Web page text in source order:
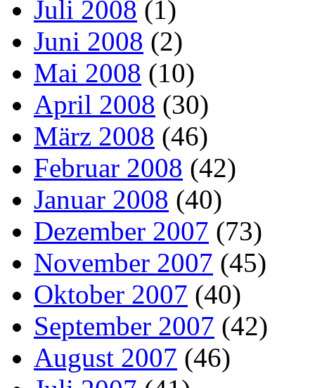
Juli 2008 (1)
Juni 2008 (2)
Mai 2008 (10)
April 2008 (30)
März 2008 (46)
Februar 2008 (42)
Januar 2008 (40)
Dezember 2007 (73)
November 2007 (45)
Oktober 2007 (40)
September 2007 (42)
August 2007 (46)